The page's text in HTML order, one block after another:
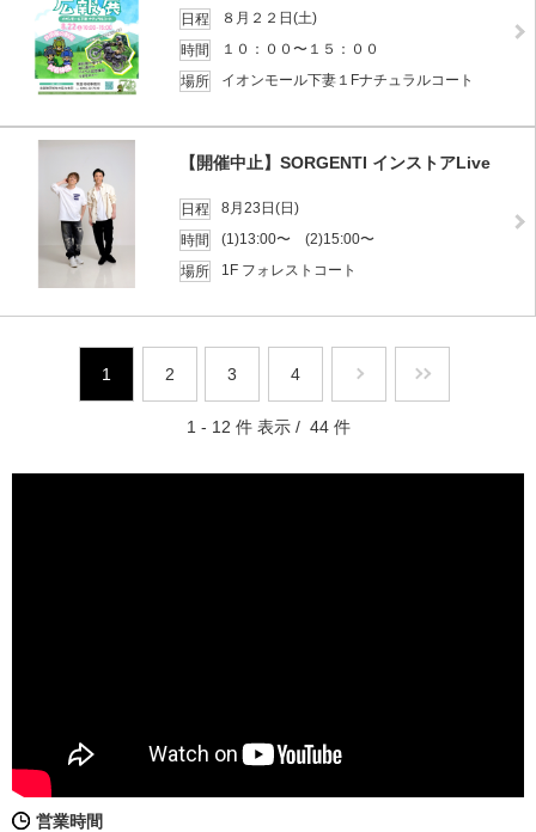
日程
８月２２日(土)
時間
１０：００〜１５：００
場所
イオンモール下妻１Fナチュラルコート
【開催中止】SORGENTI インストアLive
日程
8月23日(日)
時間
(1)13:00〜 (2)15:00〜
場所
1F フォレストコート
1 2 3 4
1 - 12 件 表示 / 44 件
営業時間